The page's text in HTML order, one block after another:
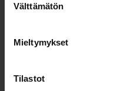
valinta
Välttämätön
Mieltymykset
Tilastot
Nimi *